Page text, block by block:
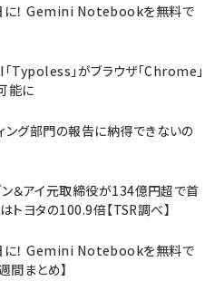
に！ Gemini Notebookを無料で
Typoless」がブラウザ「Chrome」
能に
ング部門の報告に納得できないの
ン＆アイ元取締役が134億円超で首
トヨタの100.9倍【TSR調べ】
に！ Gemini Notebookを無料で
間まとめ】